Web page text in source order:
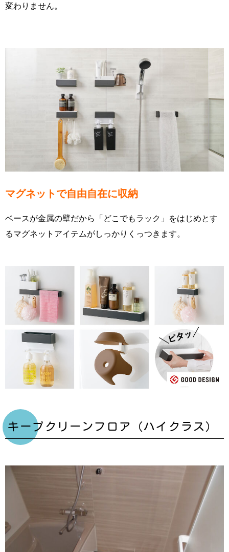
変わりません。
マグネットで自由自在に収納
ベースが金属の壁だから「どこでもラック」をはじめとす
るマグネットアイテムがしっかりくっつきます。
キープクリーンフロア（ハイクラス）